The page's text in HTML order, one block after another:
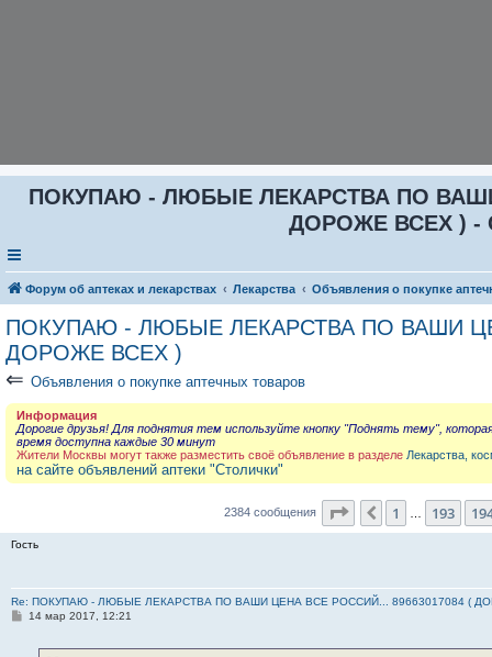
ПОКУПАЮ - ЛЮБЫЕ ЛЕКАРСТВА ПО ВАШИ
ДОРОЖЕ ВСЕХ ) -
Форум об аптеках и лекарствах Лекарства Объявления о покупке
ПОКУПАЮ - ЛЮБЫЕ ЛЕКАРСТВА ПО ВАШИ
ДОРОЖЕ ВСЕХ )
⇐ Объявления о покупке аптечных товаров
Информация
Дорогие друзья! Для поднятия тем используйте кнопку "Поднять тему",
время доступна каждые 30 минут
Жители Москвы могут также разместить своё объявление в разделе Лекарства,
на сайте объявлений аптеки "Столички"
2384 сообщения Страница 195из
Пред.
1 193
Гость
Re: ПОКУПАЮ - ЛЮБЫЕ ЛЕКАРСТВА ПО ВАШИ ЦЕНА ВСЕ РОССИЙ... 89663017084 (
С14 мар 2017, 12:21